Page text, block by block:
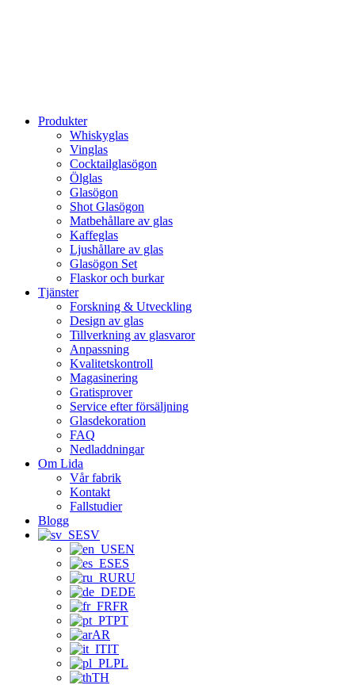
Produkter
Whiskyglas
Vinglas
Cocktailglasögon
Ölglas
Glasögon
Shot Glasögon
Matbehållare av glas
Kaffeglas
Ljushållare av glas
Glasögon Set
Flaskor och burkar
Tjänster
Forskning & Utveckling
Design av glas
Tillverkning av glasvaror
Anpassning
Kvalitetskontroll
Magasinering
Gratisprover
Service efter försäljning
Glasdekoration
FAQ
Nedladdningar
Om Lida
Vår fabrik
Kontakt
Fallstudier
Blogg
SV
EN
ES
RU
DE
FR
PT
AR
IT
PL
TH